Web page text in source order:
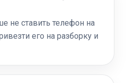
не ставить телефон на
его на разборку и